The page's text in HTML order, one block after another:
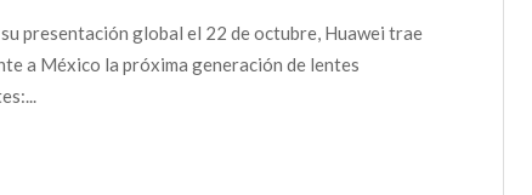
presentación global el 22 de octubre, Huawei trae
a México la próxima generación de lentes